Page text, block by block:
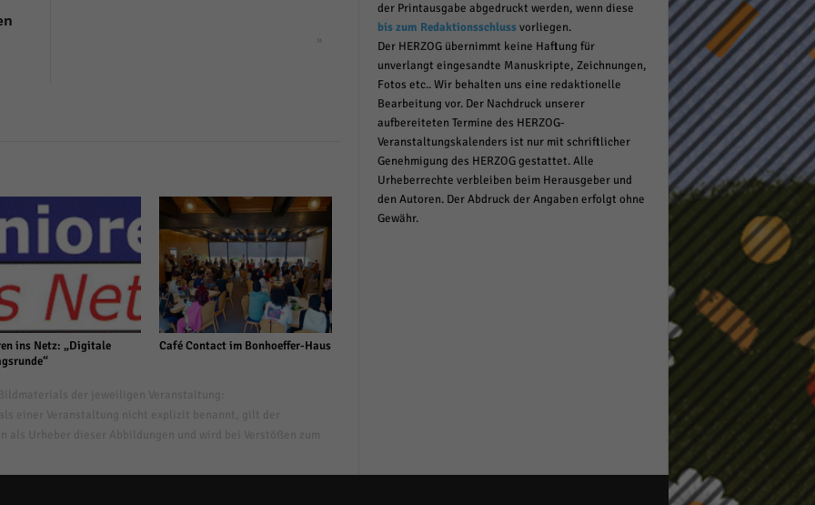
»
ins Netz: „Digitale
Café Contact im Bonhoeffer-Haus
der Printausgabe abgedruckt werden, wenn diese
bis zum Redaktionsschlussvorliegen.
Der HERZOG übernimmt keine Haftung für
unverlangt eingesandte Manuskripte, Zeichnungen,
Fotos etc.. Wir behalten uns eine redaktionelle
Bearbeitung vor. Der Nachdruck unserer
aufbereiteten Termine des HERZOG-
Veranstaltungskalenders ist nur mit schriftlicher
Genehmigung des HERZOG gestattet. Alle
Urheberrechte verbleiben beim Herausgeber und
den Autoren. Der Abdruck der Angaben erfolgt ohne
Gewähr.